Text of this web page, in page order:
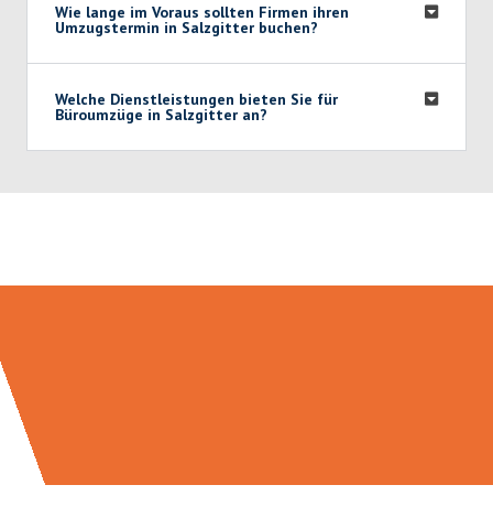
Wie lange im Voraus sollten Firmen ihren
Umzugstermin in Salzgitter buchen?
Welche Dienstleistungen bieten Sie für
Büroumzüge in Salzgitter an?